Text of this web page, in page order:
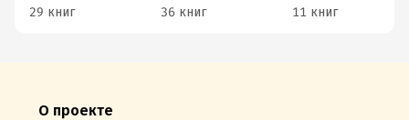
29 книг 36 книг 11 книг
О проекте